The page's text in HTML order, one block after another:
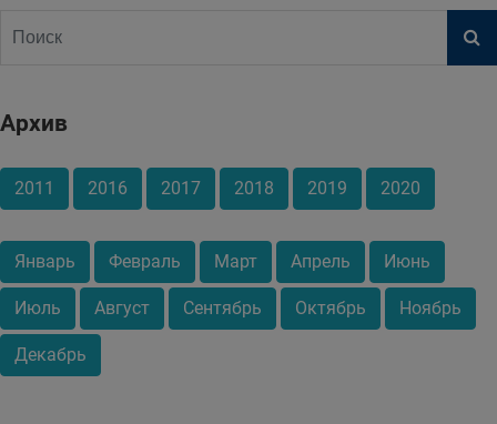
Архив
2011 2016 2017 2018 2019 2020
Январь Февраль Март Апрель Июнь
Июль Август Сентябрь Октябрь Ноябрь
Декабрь